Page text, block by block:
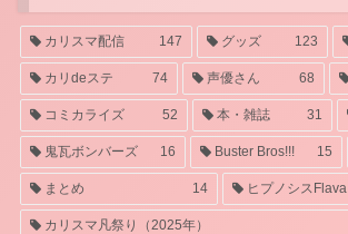
カリスマ配信 147 グッズ 123
カリdeステ 74 声優さん 68
コミカライズ 52 本・雑誌 31
鬼瓦ボンバーズ 16 Buster Bros!!! 15
まとめ 14 ヒプノシスFlava
カリスマ凡祭り（2025年）